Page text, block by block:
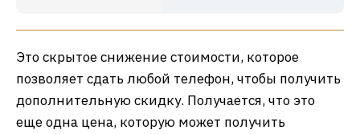
Это скрытое снижение стоимости, которое
позволяет сдать любой телефон, чтобы получить
дополнительную скидку. Получается, что это
еще одна цена, которую может получить